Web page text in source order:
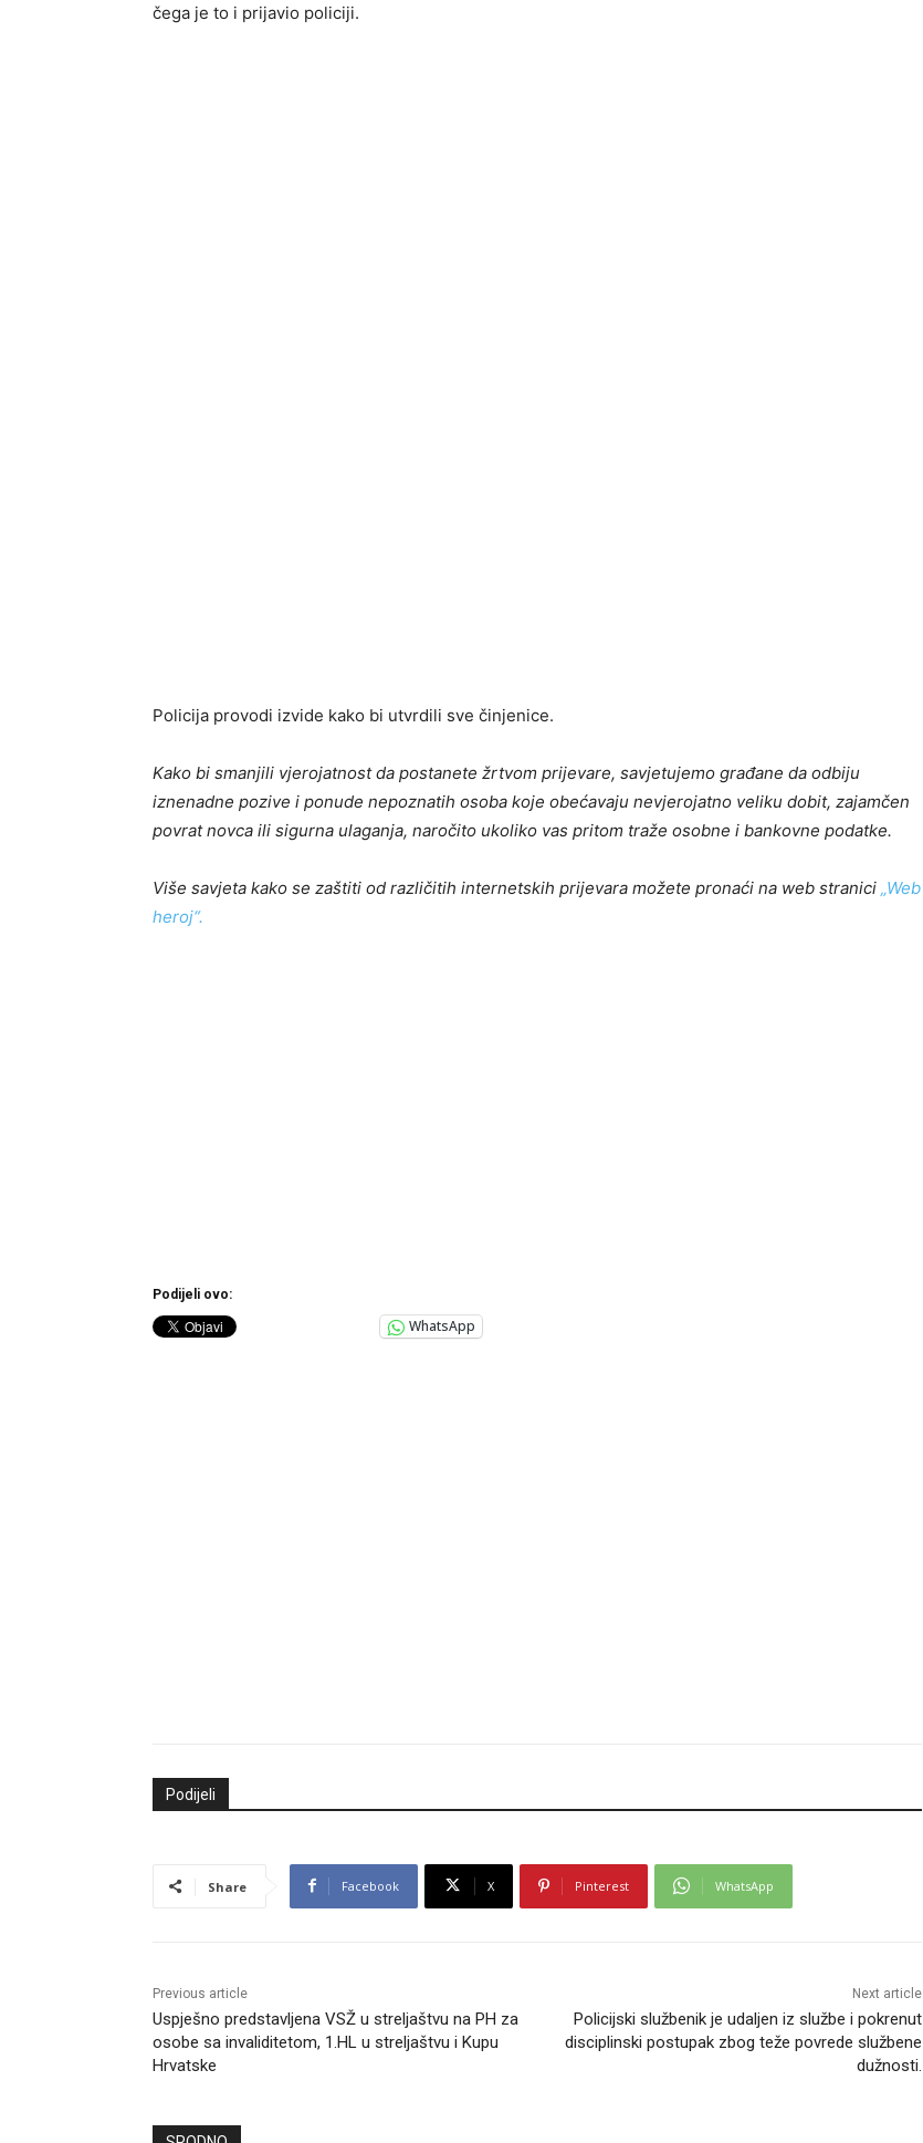
čega je to i prijavio policiji.
Policija provodi izvide kako bi utvrdili sve činjenice.
Kako bi smanjili vjerojatnost da postanete žrtvom prijevare, savjetujemo građane da odbiju
iznenadne pozive i ponude nepoznatih osoba koje obećavaju nevjerojatno veliku dobit, zajamčen
povrat novca ili sigurna ulaganja, naročito ukoliko vas pritom traže osobne i bankovne podatke.
Više savjeta kako se zaštiti od različitih internetskih prijevara možete pronaći na web stranici „Web
heroj“.
Podijeli ovo:
WhatsApp
Podijeli
Share Facebook X Pinterest WhatsApp
Previous article
Uspješno predstavljena VSŽ u streljaštvu na PH za
osobe sa invaliditetom, 1.HL u streljaštvu i Kupu
Hrvatske
Next article
Policijski službenik je udaljen iz službe i pokrenut
disciplinski postupak zbog teže povrede službene
dužnosti.